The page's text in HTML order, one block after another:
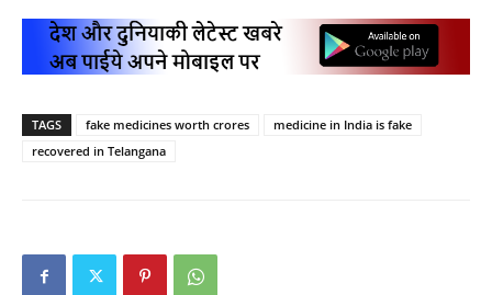
TAGS fake medicines worth crores
medicine in India is fake
recovered in Telangana